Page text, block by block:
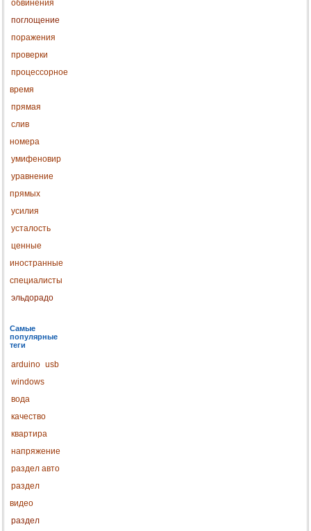
обвинения
поглощение
поражения
проверки
процессорное
время
прямая
слив
номера
умифеновир
уравнение
прямых
усилия
усталость
ценные
иностранные
специалисты
эльдорадо
Самые
популярные
теги
arduino usb
windows
вода
качество
квартира
напряжение
раздел авто
раздел
видео
раздел